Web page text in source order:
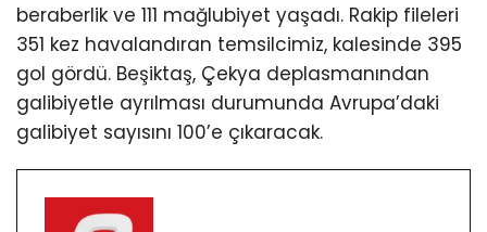
beraberlik ve 111 mağlubiyet yaşadı. Rakip fileleri
351 kez havalandıran temsilcimiz, kalesinde 395
gol gördü. Beşiktaş, Çekya deplasmanından
galibiyetle ayrılması durumunda Avrupa’daki
galibiyet sayısını 100’e çıkaracak.